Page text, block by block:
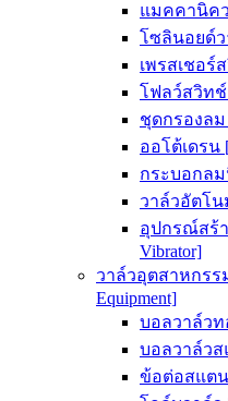
แมคคานิคว
โซลินอยด์ว
เพรสเชอร์
โฟลว์สวิทช์
ชุดกรองลม
ออโต้เดรน
กระบอกลม
วาล์วอัตโน
อุปกรณ์สร้า
Vibrator]
วาล์วอุตสาหกรร
Equipment]
บอลวาล์วท
บอลวาล์วส
ข้อต่อสแตน